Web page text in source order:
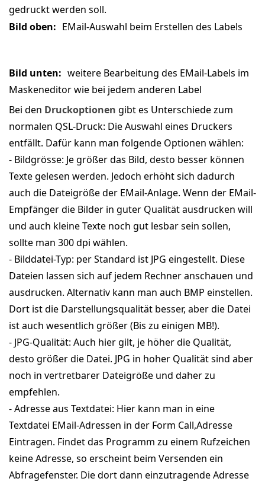
gedruckt werden soll.
Bild oben: EMail-Auswahl beim Erstellen des Labels
Bild unten: weitere Bearbeitung des EMail-Labels im
Maskeneditor wie bei jedem anderen Label
Bei den Druckoptionen gibt es Unterschiede zum
normalen QSL-Druck: Die Auswahl eines Druckers
entfällt. Dafür kann man folgende Optionen wählen:
- Bildgrösse: Je größer das Bild, desto besser können
Texte gelesen werden. Jedoch erhöht sich dadurch
auch die Dateigröße der EMail-Anlage. Wenn der EMail-
Empfänger die Bilder in guter Qualität ausdrucken will
und auch kleine Texte noch gut lesbar sein sollen,
sollte man 300 dpi wählen.
- Bilddatei-Typ: per Standard ist JPG eingestellt. Diese
Dateien lassen sich auf jedem Rechner anschauen und
ausdrucken. Alternativ kann man auch BMP einstellen.
Dort ist die Darstellungsqualität besser, aber die Datei
ist auch wesentlich größer (Bis zu einigen MB!).
- JPG-Qualität: Auch hier gilt, je höher die Qualität,
desto größer die Datei. JPG in hoher Qualität sind aber
noch in vertretbarer Dateigröße und daher zu
empfehlen.
- Adresse aus Textdatei: Hier kann man in eine
Textdatei EMail-Adressen in der Form Call,Adresse
Eintragen. Findet das Programm zu einem Rufzeichen
keine Adresse, so erscheint beim Versenden ein
Abfragefenster. Die dort dann einzutragende Adresse